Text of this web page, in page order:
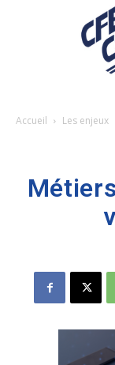
Accueil Les enjeux